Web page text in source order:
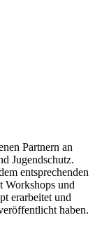
Partnern an
Jugendschutz.
entsprechenden
Workshops und
erarbeitet und
haben.